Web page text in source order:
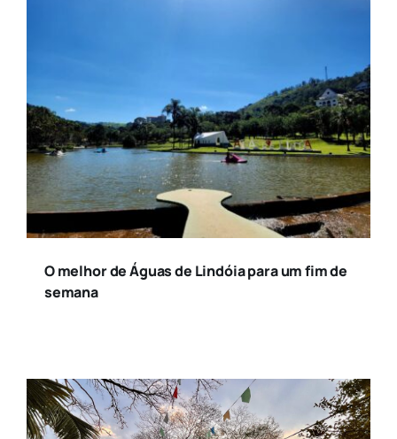
O melhor de Águas de Lindóia para um fim de
semana